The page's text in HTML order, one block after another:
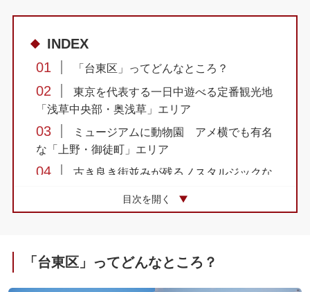
INDEX
01
「台東区」ってどんなところ？
02
東京を代表する一日中遊べる定番観光地
「浅草中央部・奥浅草」エリア
03
ミュージアムに動物園 アメ横でも有名
な「上野・御徒町」エリア
04
古き良き街並みが残るノスタルジックな
05
買い物散策 ショッピング＆カフェ巡り
06 台東区で食べたいおすすめグルメ
目次を開く
「台東区」ってどんなところ？